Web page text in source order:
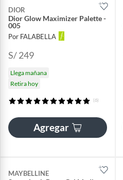
DIOR
Dior Glow Maximizer Palette -
005
Por FALABELLA
S/ 249
Llega mañana
Retira hoy
(6)
Agregar
MAYBELLINE